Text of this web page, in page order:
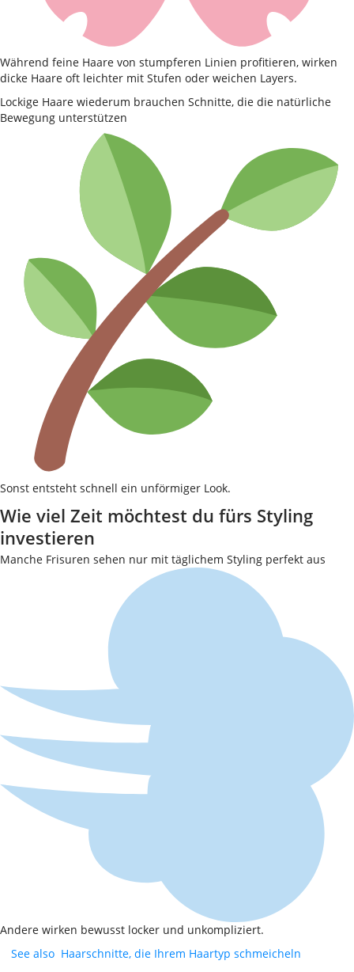
Während feine Haare von stumpferen Linien profitieren, wirken
dicke Haare oft leichter mit Stufen oder weichen Layers.
Lockige Haare wiederum brauchen Schnitte, die die natürliche
Bewegung unterstützen
Sonst entsteht schnell ein unförmiger Look.
Wie viel Zeit möchtest du fürs Styling
investieren
Manche Frisuren sehen nur mit täglichem Styling perfekt aus
Andere wirken bewusst locker und unkompliziert.
See also Haarschnitte, die Ihrem Haartyp schmeicheln